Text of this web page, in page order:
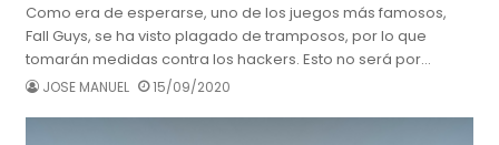
Como era de esperarse, uno de los juegos más famosos,
Fall Guys, se ha visto plagado de tramposos, por lo que
tomarán medidas contra los hackers. Esto no será por…
JOSE MANUEL 15/09/2020